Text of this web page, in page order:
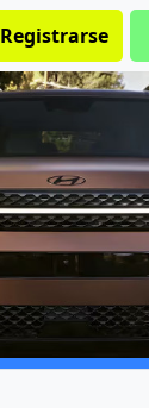
Registrarse